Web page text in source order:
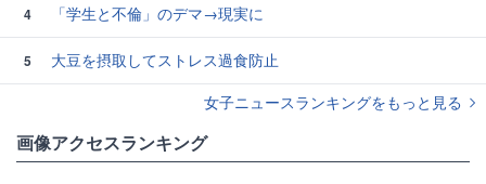
4 「学生と不倫」のデマ→現実に
5
大豆を摂取してストレス過食防止
女子ニュースランキングをもっと見る
画像アクセスランキング